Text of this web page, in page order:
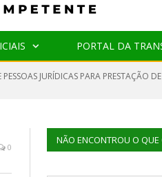
PORTAL DA
JURÍDICAS PARA PRESTAÇÃO
0
NÃO ENCONTROU O QUE